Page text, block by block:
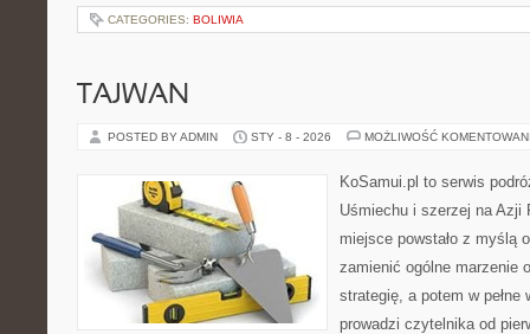
CATEGORIES: BOLIWIA
TAJWAN
POSTED BY ADMIN STY - 8 - 2026 MOŻLIWOŚĆ
KoSamui.pl to serwis
Uśmiechu i szerzej na Azji
miejsce powstało z myślą
zamienić ogólne marzenie
strategię, a potem w pełne
prowadzi czytelnika od